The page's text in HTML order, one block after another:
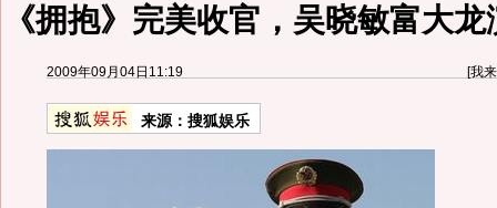
《拥抱》完美收官，吴晓敏富大
2009年09月04日11:19 [我
来源： 搜狐娱乐